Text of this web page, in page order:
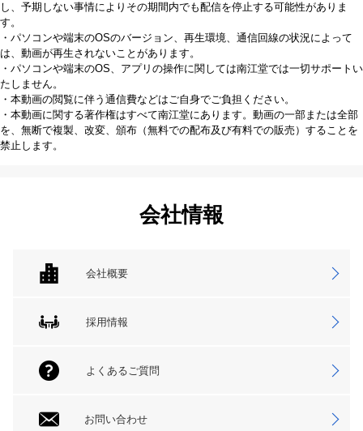
し、予期しない事情によりその期間内でも配信を停止する可能性がありま
す。
・パソコンや端末のOSのバージョン、再生環境、通信回線の状況によって
は、動画が再生されないことがあります。
・パソコンや端末のOS、アプリの操作に関しては南江堂では一切サポートい
たしません。
・本動画の閲覧に伴う通信費などはご自身でご負担ください。
・本動画に関する著作権はすべて南江堂にあります。動画の一部または全部
を、無断で複製、改変、頒布（無料での配布及び有料での販売）することを
禁止します。
会社情報
会社概要
採用情報
よくあるご質問
お問い合わせ